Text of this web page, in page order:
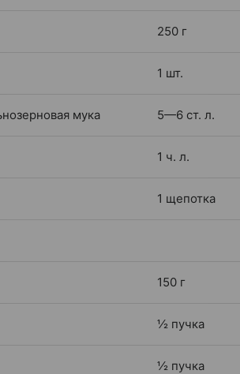
250 г
1 шт.
мука 5—6 ст. л.
1 ч. л.
1 щепотка
150 г
½ пучка
½ пучка